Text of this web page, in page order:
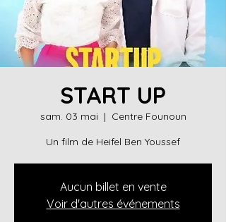
START UP
sam. 03 mai
  |
Centre Founoun
Un film de Heifel Ben Youssef
Aucun billet en vente
Voir d'autres événements